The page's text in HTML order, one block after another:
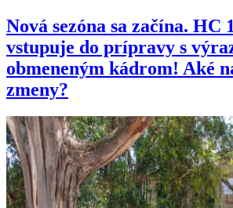
Nová sezóna sa začína. HC
vstupuje do prípravy s
obmeneným kádrom! Aké
zmeny?